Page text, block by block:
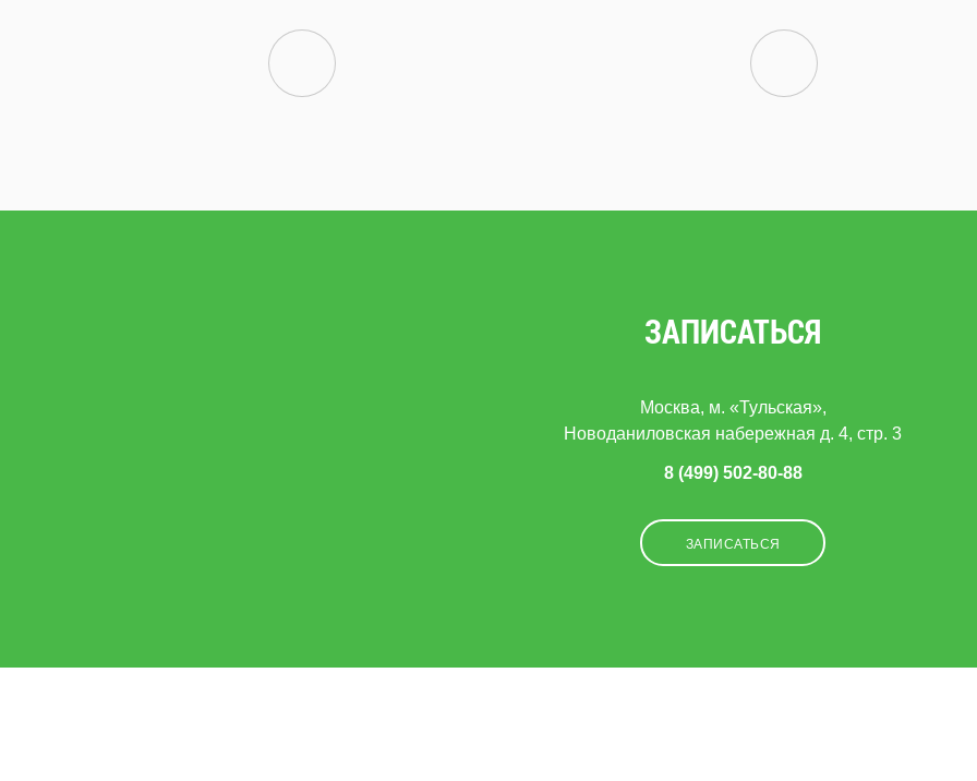
ЗАПИСАТЬСЯ
Москва, м. «Тульская»,
Новоданиловская набережная д. 4, стр. 3
8 (499) 502-80-88
ЗАПИСАТЬСЯ